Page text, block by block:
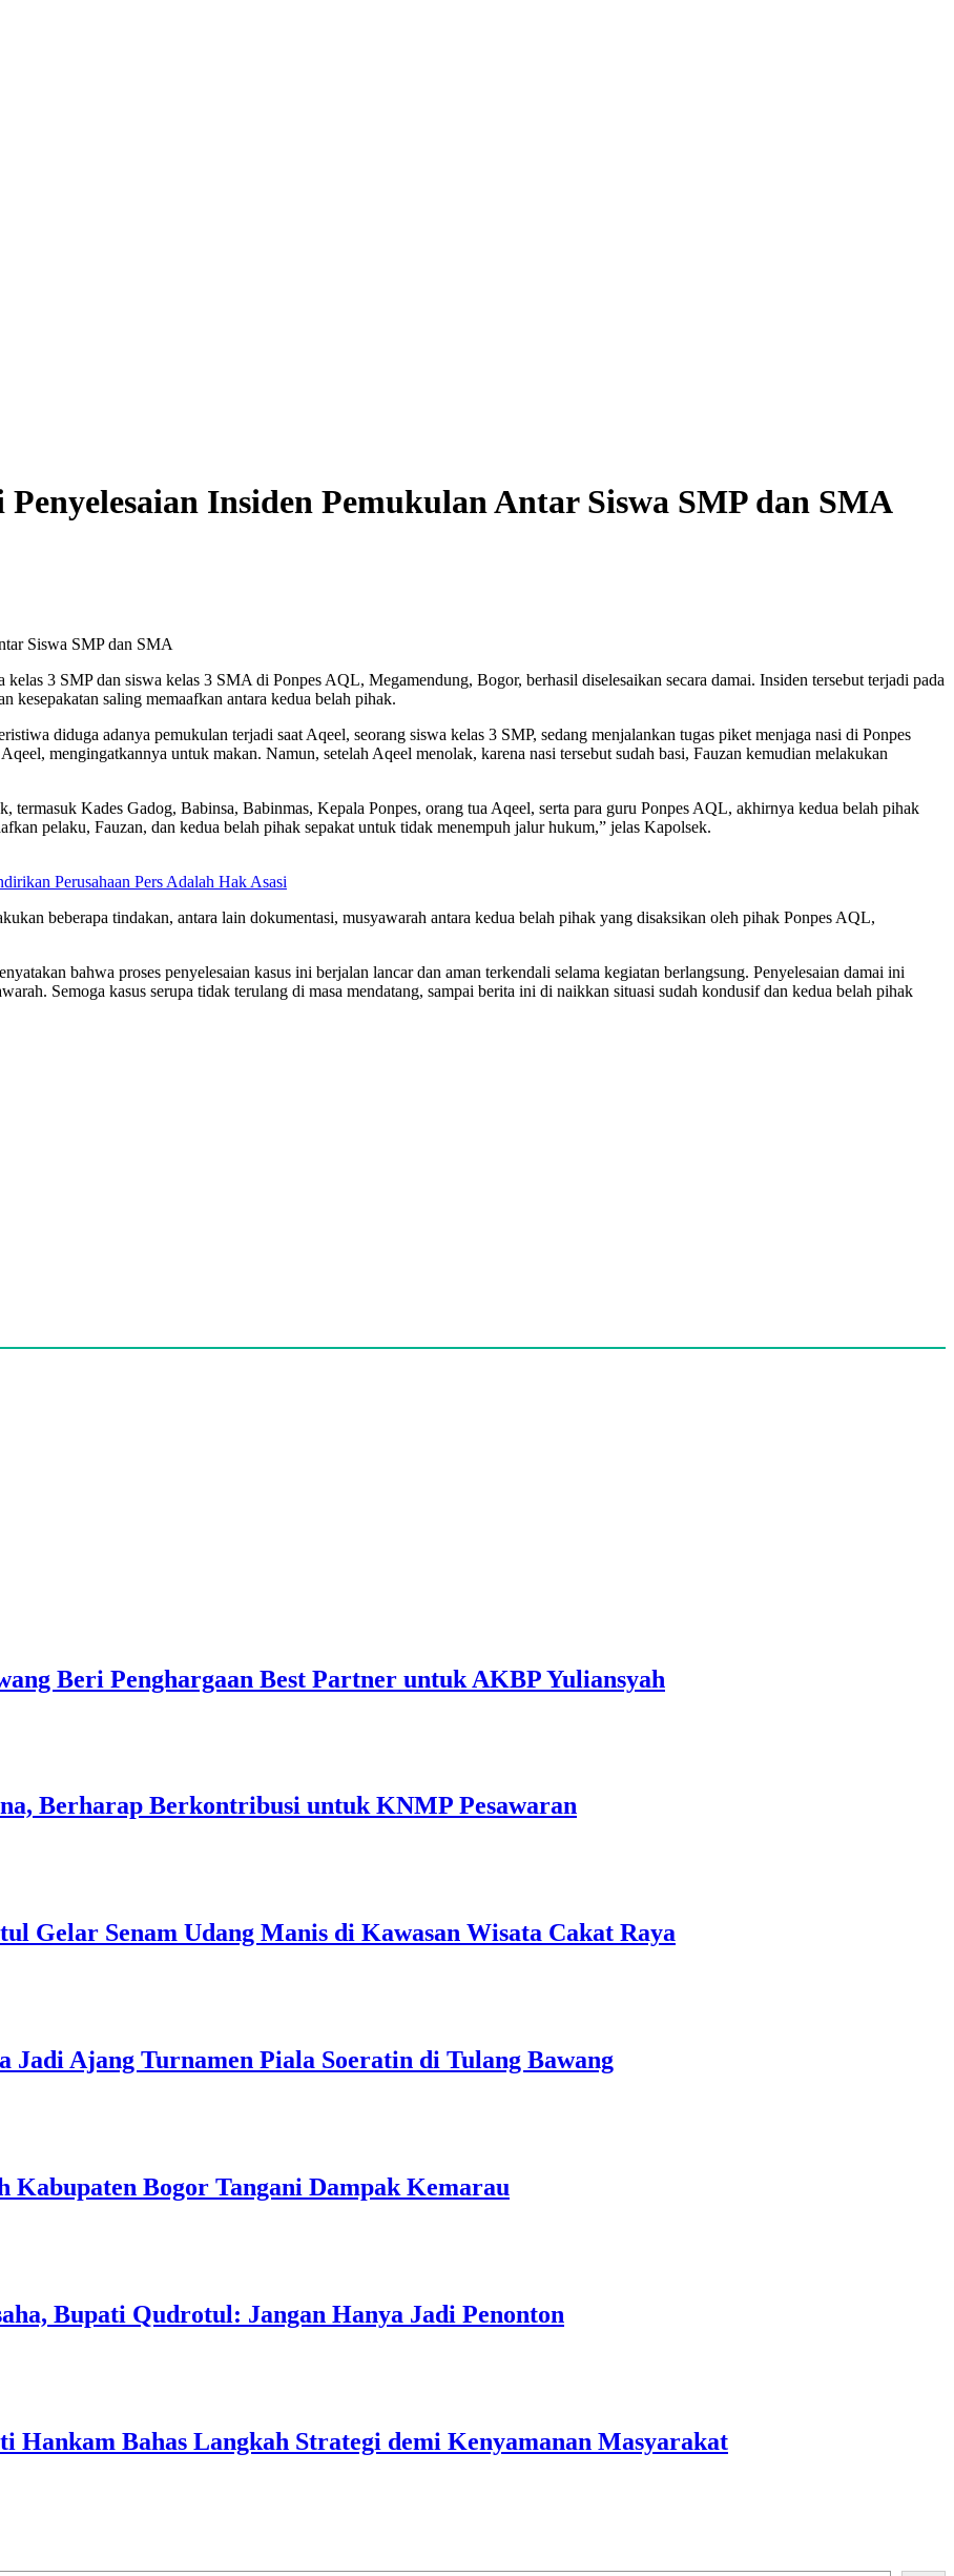
Insiden Pemukulan Antar Siswa SMP dan SMA
Siswa SMP dan SMA
3 SMP dan siswa kelas 3 SMA di Ponpes AQL, Megamendung, Bogor, berhasil diselesaikan secara damai. Insiden tersebut terjadi pada
saling memaafkan antara kedua belah pihak.
diduga adanya pemukulan terjadi saat Aqeel, seorang siswa kelas 3 SMP, sedang menjalankan tugas piket menjaga nasi di Ponpes
mengingatkannya untuk makan. Namun, setelah Aqeel menolak, karena nasi tersebut sudah basi, Fauzan kemudian melakukan
termasuk Kades Gadog, Babinsa, Babinmas, Kepala Ponpes, orang tua Aqeel, serta para guru Ponpes AQL, akhirnya kedua belah pihak
pelaku, Fauzan, dan kedua belah pihak sepakat untuk tidak menempuh jalur hukum,” jelas Kapolsek.
Perusahaan Pers Adalah Hak Asasi
beberapa tindakan, antara lain dokumentasi, musyawarah antara kedua belah pihak yang disaksikan oleh pihak Ponpes AQL,
bahwa proses penyelesaian kasus ini berjalan lancar dan aman terkendali selama kegiatan berlangsung. Penyelesaian damai ini
Semoga kasus serupa tidak terulang di masa mendatang, sampai berita ini di naikkan situasi sudah kondusif dan kedua belah pihak
Beri Penghargaan Best Partner untuk AKBP Yuliansyah
Berharap Berkontribusi untuk KNMP Pesawaran
Gelar Senam Udang Manis di Kawasan Wisata Cakat Raya
Jadi Ajang Turnamen Piala Soeratin di Tulang Bawang
Bogor Tangani Dampak Kemarau
Bupati Qudrotul: Jangan Hanya Jadi Penonton
Hankam Bahas Langkah Strategi demi Kenyamanan Masyarakat